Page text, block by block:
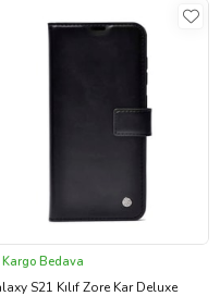
Kargo Bedava
S21 Kılıf Zore Kar Deluxe